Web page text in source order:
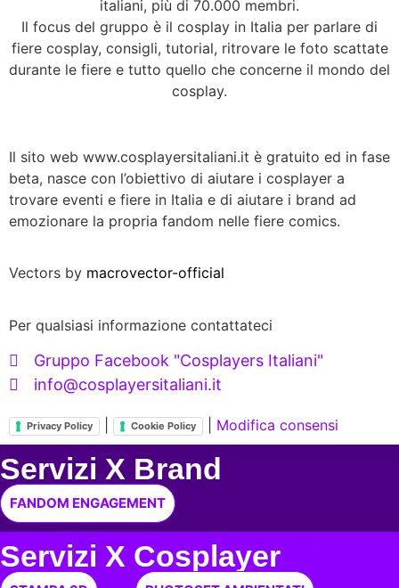
italiani, più di 70.000 membri.
Il focus del gruppo è il cosplay in Italia per parlare di
fiere cosplay, consigli, tutorial, ritrovare le foto scattate
durante le fiere e tutto quello che concerne il mondo del
cosplay.
Il sito web www.cosplayersitaliani.it è gratuito ed in fase
beta, nasce con l’obiettivo di aiutare i cosplayer a
trovare eventi e fiere in Italia e di aiutare i brand ad
emozionare la propria fandom nelle fiere comics.
Vectors by macrovector-official
Per qualsiasi informazione contattateci
Gruppo Facebook "Cosplayers Italiani"
info@cosplayersitaliani.it
Privacy Policy Cookie Policy Modifica consensi
Servizi X Brand
FANDOM ENGAGEMENT
Servizi X Cosplayer